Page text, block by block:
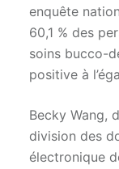
enquête
60,1 % des
soins bucco-
positive à
Becky Wang,
division des
électronique